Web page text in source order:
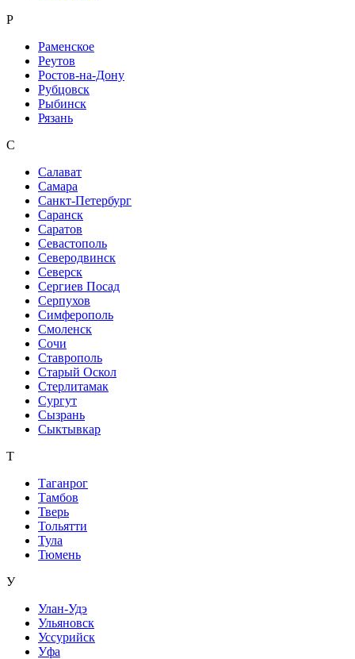
Р
Раменское
Реутов
Ростов-на-Дону
Рубцовск
Рыбинск
Рязань
С
Салават
Самара
Санкт-Петербург
Саранск
Саратов
Севастополь
Северодвинск
Северск
Сергиев Посад
Серпухов
Симферополь
Смоленск
Сочи
Ставрополь
Старый Оскол
Стерлитамак
Сургут
Сызрань
Сыктывкар
Т
Таганрог
Тамбов
Тверь
Тольятти
Тула
Тюмень
У
Улан-Удэ
Ульяновск
Уссурийск
Уфа